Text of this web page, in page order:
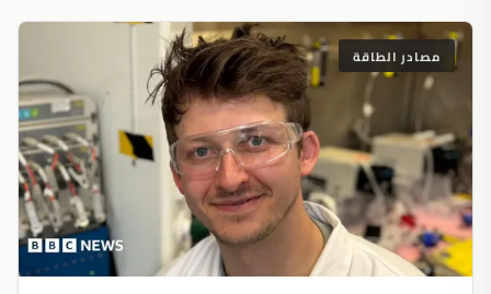
مصادر الطاقة